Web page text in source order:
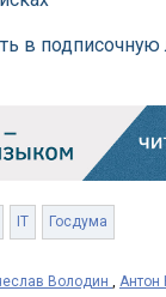
в
IT Госдума
Володин Антон